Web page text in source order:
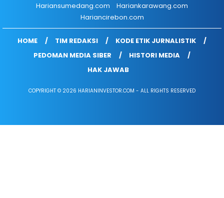
Hariansumedang.com
Hariankarawang.com
Hariancirebon.com
HOME TIM REDAKSI
KODE ETIK JURNALISTIK
PEDOMAN MEDIA SIBER
HISTORI MEDIA
HAK JAWAB
COPYRIGHT © 2026 HARIANINVESTOR.COM - ALL RIGHTS RESERVED